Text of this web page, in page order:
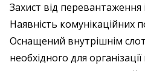
Захист від
Наявність комунікаційних
Оснащений внутрішнім
необхідного для